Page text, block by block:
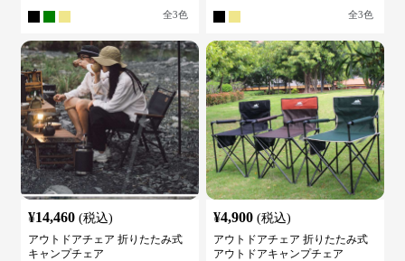
全3色 全3色
¥14,460 (税込)
アウトドアチェア 折りたたみ式
キャンプチェア
¥4,900 (税込)
アウトドアチェア 折りたたみ式
アウトドアキャンプチェア